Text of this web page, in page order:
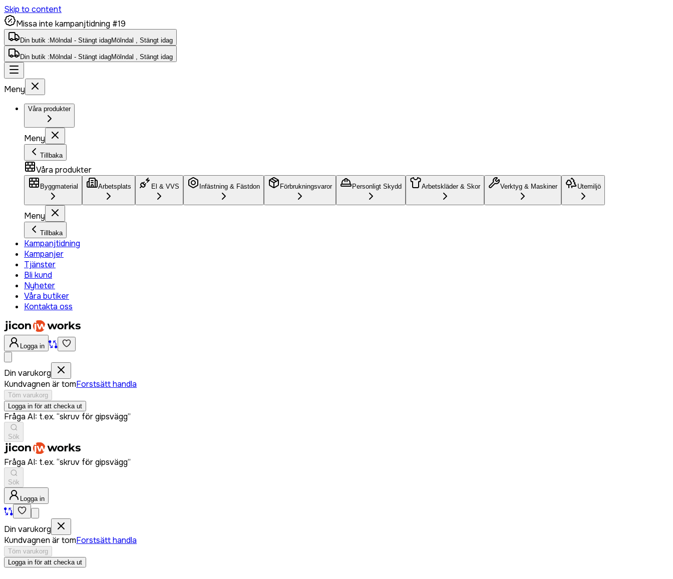
Skip to content
Missa inte kampanjtidning #19
Din butik : Mölndal - Stängt idagMölndal , Stängt idag
Din butik : Mölndal - Stängt idagMölndal , Stängt idag
Meny
Våra produkter
Meny
Tillbaka
Våra produkter
Byggmaterial Arbetsplats El & VVS Infästning & Fästdon Förbrukningsvaror Personligt Skydd Arbetskläder & Skor Verktyg & Maskiner Utemiljö
Meny
Tillbaka
Kampanjtidning
Kampanjer
Tjänster
Bli kund
Nyheter
Våra butiker
Kontakta oss
Logga in
Din varukorg
Kundvagnen är tomForstsätt handla
Töm varukorg
Logga in för att checka ut
Fråga AI: t.ex. “skruv för gipsvägg”
Sök
Fråga AI: t.ex. “skruv för gipsvägg”
Sök
Logga in
Din varukorg
Kundvagnen är tomForstsätt handla
Töm varukorg
Logga in för att checka ut